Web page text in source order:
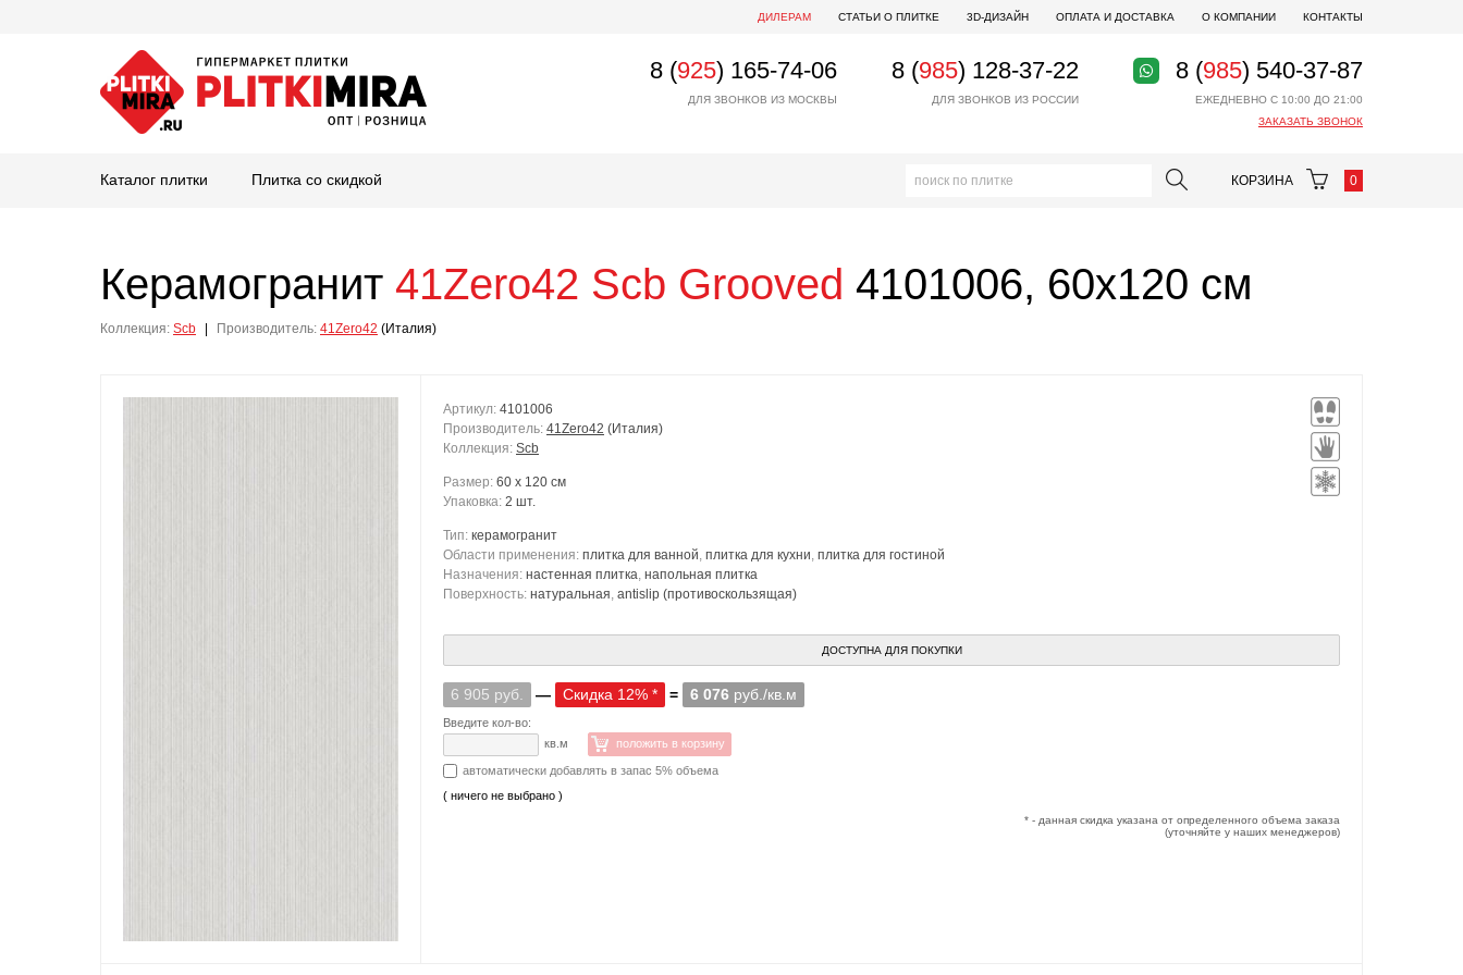
ДИЛЕРАМ СТАТЬИ О ПЛИТКЕ 3D-ДИЗАЙН ОПЛАТА И ДОСТАВКА О КОМПАНИИ КОНТАКТЫ
8 (925) 165-74-06
ДЛЯ ЗВОНКОВ ИЗ МОСКВЫ
8 (985) 128-37-22
ДЛЯ ЗВОНКОВ ИЗ РОССИИ
8 (985) 540-37-87
ЕЖЕДНЕВНО С 10:00 ДО 21:00
ЗАКАЗАТЬ ЗВОНОК
Каталог плитки Плитка со скидкой КОРЗИНА 0
Керамогранит 41Zero42 Scb Grooved 4101006, 60x120 см
Коллекция: Scb Производитель: 41Zero42 (Италия)
Артикул: 4101006
Производитель: 41Zero42 (Италия)
Коллекция: Scb
Размер: 60 x 120 см
Упаковка: 2 шт.
Тип: керамогранит
Области применения: плитка для ванной, плитка для кухни, плитка для гостиной
Назначения: настенная плитка, напольная плитка
Поверхность: натуральная, antislip (противоскользящая)
ДОСТУПНА ДЛЯ ПОКУПКИ
6 905 руб. — Скидка 12% * = 6 076 руб./кв.м
Введите кол-во:
кв.м
положить в корзину
автоматически добавлять в запас 5% объема
( ничего не выбрано )
* - данная скидка указана от определенного объема заказа
(уточняйте у наших менеджеров)